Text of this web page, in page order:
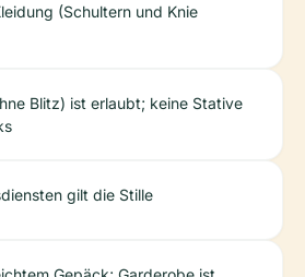
(Schultern und Knie
Blitz) ist erlaubt; keine Stative
gilt die Stille